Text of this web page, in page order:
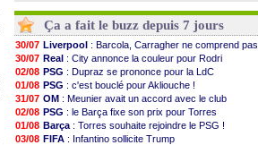
Ça a fait le buzz depuis 7 jours
30/07 Liverpool : Barcola, Carragher ne comprend pas
30/07 Real : City annonce la couleur pour Rodri
02/08 PSG : Dupraz se prononce pour la LdC
01/08 PSG : c'est bouclé pour Akliouche !
31/07 OM : Meunier avait un accord avec le club
02/08 PSG : le Barça fixe son prix pour Torres
01/08 Barça : Torres souhaite rejoindre le PSG !
03/08 FIFA : Infantino sollicite Trump